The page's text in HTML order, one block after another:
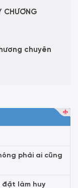
CHƯƠNG
chuyên
phải ai cũng
đặt làm huy